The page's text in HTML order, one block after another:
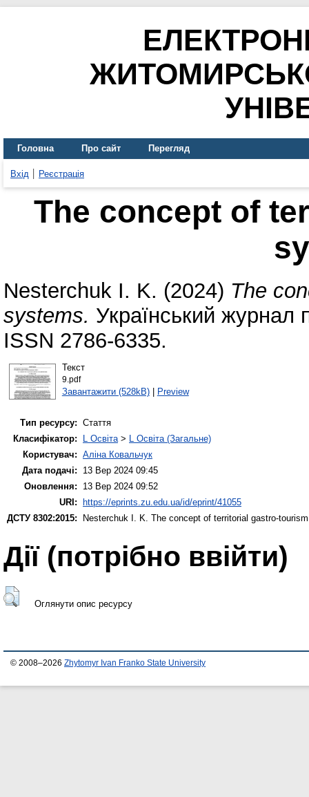
Головна Про сайт Перегляд
Вхід Реєстрація
The concept of
Nesterchuk I. K. (2024) The
systems. Український
ISSN 2786-6335.
Текст
9.pdf
Завантажити (528kB)| Preview
Тип ресурсу: Стаття
Класифікатор:
L Освіта> L Освіта (Загальне)
Користувач: Аліна Ковальчук
Дата подачі:
13 Вер 2024 09:45
Оновлення:
13 Вер 2024 09:52
URI:
https://eprints.zu.edu.ua/id/eprint/41055
ДСТУ 8302:2015:
Nesterchuk I. K. The concept of territorial gastro-
Дії ​​(потрібно ввійти)
Оглянути опис ресурсу
© 2008–2026 Zhytomyr Ivan Franko State University